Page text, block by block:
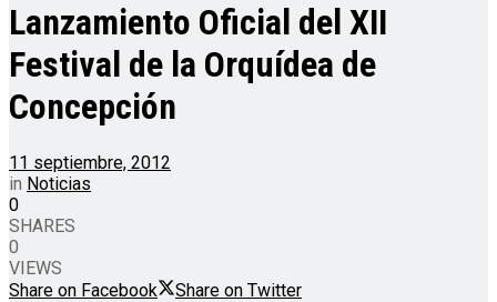
Lanzamiento Oficial del XII
Festival de la Orquídea de
Concepción
11 septiembre, 2012
in Noticias
0
SHARES
0
VIEWS
Share on Facebook
Share on Twitter